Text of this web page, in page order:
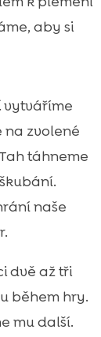
aby si
vytváříme
na zvolené
táhneme
naše
dvě až tři
během hry.
mu další.